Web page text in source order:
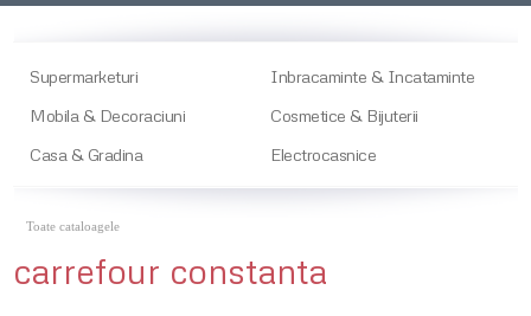
Supermarketuri
Inbracaminte & Incataminte
Mobila & Decoraciuni
Cosmetice & Bijuterii
Casa & Gradina
Electrocasnice
Toate cataloagele
carrefour constanta